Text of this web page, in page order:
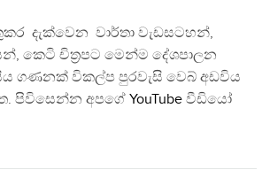
දැක්වෙන වාර්තා වැඩසටහන්,
කෙටි චිත්‍රපට මෙන්ම දේශපාලන
සිය ගණනක් විකල්ප පුරවැසි වෙබ් අඩවිය
පිවිසෙන්න අපගේ YouTube වීඩියෝ